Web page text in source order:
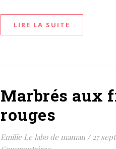
LIRE LA SUITE
Marbrés aux
rouges
Emilie Le labo de maman / 27